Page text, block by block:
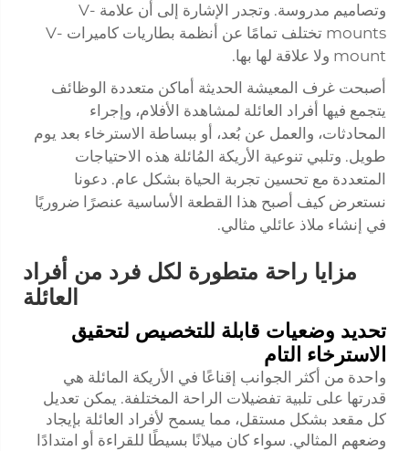
وتصاميم مدروسة. وتجدر الإشارة إلى أن علامة V-
mounts تختلف تمامًا عن أنظمة بطاريات كاميرات V-
mount ولا علاقة لها بها.
أصبحت غرف المعيشة الحديثة أماكن متعددة الوظائف
يتجمع فيها أفراد العائلة لمشاهدة الأفلام، وإجراء
المحادثات، والعمل عن بُعد، أو ببساطة الاسترخاء بعد يوم
طويل. وتلبي تنوعية الأريكة المُائلة هذه الاحتياجات
المتعددة مع تحسين تجربة الحياة بشكل عام. دعونا
نستعرض كيف أصبح هذا القطعة الأساسية عنصرًا ضروريًا
في إنشاء ملاذ عائلي مثالي.
مزايا راحة متطورة لكل فرد من أفراد
العائلة
تحديد وضعيات قابلة للتخصيص لتحقيق
الاسترخاء التام
واحدة من أكثر الجوانب إقناعًا في الأريكة المائلة هي
قدرتها على تلبية تفضيلات الراحة المختلفة. يمكن تعديل
كل مقعد بشكل مستقل، مما يسمح لأفراد العائلة بإيجاد
وضعهم المثالي. سواء كان ميلانًا بسيطًا للقراءة أو امتدادًا